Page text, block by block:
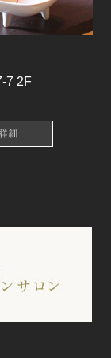
7 2F